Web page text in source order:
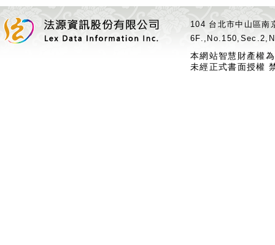
104 台北市中山區
本網站智慧財產權
未經正式書面授權